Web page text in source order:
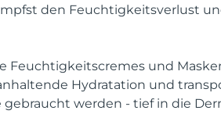
den Feuchtigkeitsverlust
Feuchtigkeitscremes und
Hydratation und
werden - tief in die